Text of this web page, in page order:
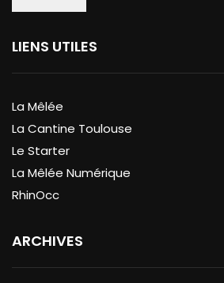
LIENS UTILES
La Mêlée
La Cantine Toulouse
Le Starter
La Mêlée Numérique
RhinOcc
ARCHIVES